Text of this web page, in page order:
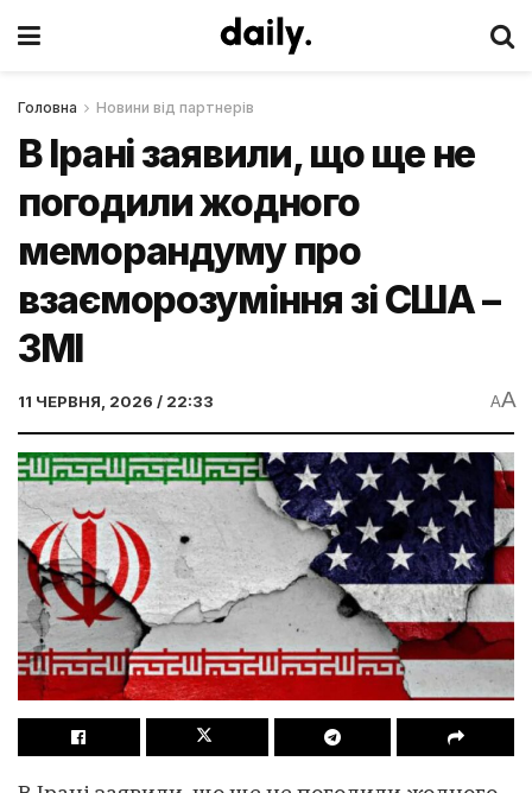
Головна Новини від партнерів
В Ірані заявили, що ще не
погодили жодного
меморандуму про
взаєморозуміння зі США –
ЗМІ
11 ЧЕРВНЯ, 2026 / 22:33 AA